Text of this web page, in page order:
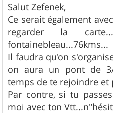
s
s
a
g
e
Salut Zefenek,
Ce serait également
regarder la
fontainebleau...76kms...
Il faudra qu'on
on aura un pont de
temps de te rejoindre et
Par contre, si tu
moi avec ton